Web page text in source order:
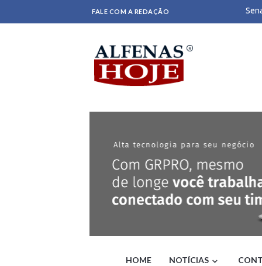
FALE COM A REDAÇÃO
G1
HOME NOTÍCIAS